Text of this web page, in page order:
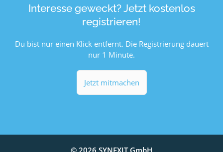
Interesse geweckt? Jetzt kostenlos
registrieren!
Du bist nur einen Klick entfernt. Die Registrierung dauert
nur 1 Minute.
Jetzt mitmachen
© 2026 SYNEXIT GmbH